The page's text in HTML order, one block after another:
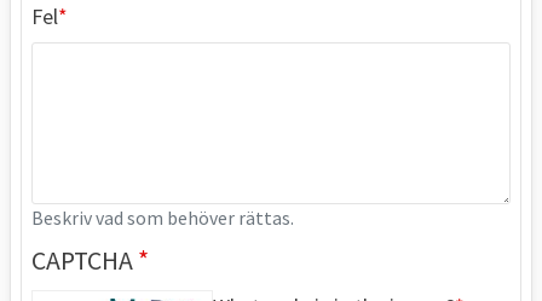
Fel
Beskriv vad som behöver rättas.
CAPTCHA